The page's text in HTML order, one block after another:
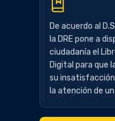
De acuerdo al
la DRE pone a
ciudadanía el
Digital para que
su
la atención de